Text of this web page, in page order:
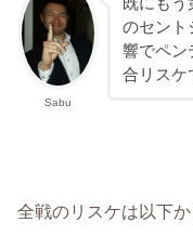
Sabu
のセント
響でペン
合リスケ
全戦のリスケは以下か